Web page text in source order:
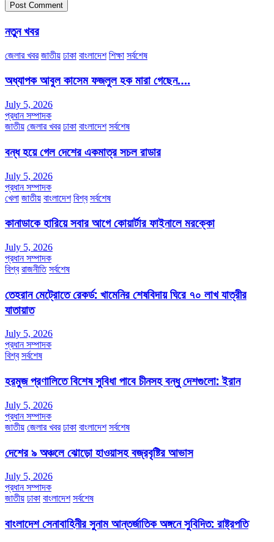
নতুন খবর
জেলার খবর জাতীয় ঢাকা বাংলাদেশ শিক্ষা সর্বশেষ
অধ্যাপক আবুল কাসেম ফজলুল হক মারা গেছেন….
July 5, 2026
প্রধান সম্পাদক
জাতীয় জেলার খবর ঢাকা বাংলাদেশ সর্বশেষ
বন্ধ হয়ে গেল দেশের একমাত্র সচল রাডার
July 5, 2026
প্রধান সম্পাদক
খেলা জাতীয় বাংলাদেশ বিশ্ব সর্বশেষ
কানাডাকে হারিয়ে সবার আগে কোয়ার্টার ফাইনালে মরক্কো
July 5, 2026
প্রধান সম্পাদক
বিশ্ব রাজনীতি সর্বশেষ
তেহরান মেট্রোতে রেকর্ড: খামেনির শেষবিদায় ঘিরে ৭০ লাখ যাত্রীর
যাতায়াত
July 5, 2026
প্রধান সম্পাদক
বিশ্ব সর্বশেষ
হরমুজ প্রণালিতে বিশেষ সুবিধা পাবে চীনসহ বন্ধু দেশগুলো: ইরান
July 5, 2026
প্রধান সম্পাদক
জাতীয় জেলার খবর ঢাকা বাংলাদেশ সর্বশেষ
দেশের ৯ অঞ্চলে ঝোড়ো হাওয়াসহ বজ্রবৃষ্টির আভাস
July 5, 2026
প্রধান সম্পাদক
জাতীয় ঢাকা বাংলাদেশ সর্বশেষ
বাংলাদেশ সেনাবাহিনীর সুনাম আন্তর্জাতিক অঙ্গনে সুবিদিত: রাষ্ট্রপতি